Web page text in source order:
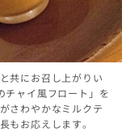
共にお召し上がりい
チャイ風フロート」を
さわやかなミルクテ
もお応えします。